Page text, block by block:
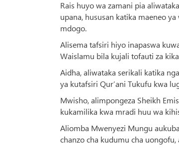
Rais huyo wa zamani pia
upana, hususan katika maeneo
mdogo.
Alisema tafsiri hiyo inapaswa
Waislamu bila kujali tofauti za
Aidha, aliwataka serikali katika
ya kutafsiri Qur’ani Tukufu kwa
Mwisho, alimpongeza Sheikh
kukamilika kwa mradi huu wa
Aliomba Mwenyezi Mungu
chanzo cha kudumu cha